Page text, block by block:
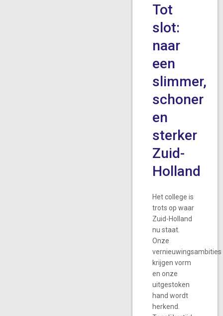
Tot
slot:
naar
een
slimmer,
schoner
en
sterker
Zuid-
Holland
Het college is
trots op waar
Zuid-Holland
nu staat.
Onze
vernieuwingsambities
krijgen vorm
en onze
uitgestoken
hand wordt
herkend.